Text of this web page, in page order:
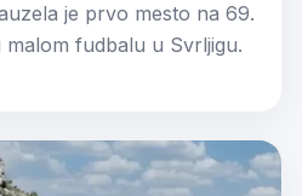
je prvo mesto na 69.
fudbalu u Svrljigu.